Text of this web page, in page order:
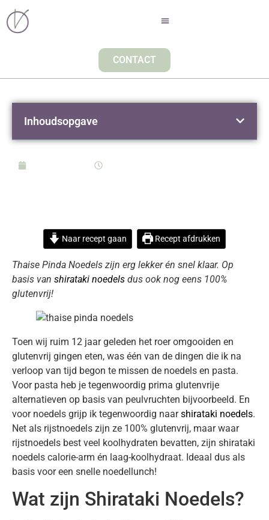
CONTACT
Naar recept gaan Recept afdrukken
Thaise Pinda Noedels zijn erg lekker én snel klaar. Op
basis van shirataki noedels dus ook nog eens 100%
glutenvrij!
Toen wij ruim 12 jaar geleden het roer omgooiden en
glutenvrij gingen eten, was één van de dingen die ik na
verloop van tijd begon te missen de noedels en pasta.
Voor pasta heb je tegenwoordig prima glutenvrije
alternatieven op basis van peulvruchten bijvoorbeeld. En
voor noedels grijp ik tegenwoordig naarshirataki noedels.
Net als rijstnoedels zijn ze 100% glutenvrij, maar waar
rijstnoedels best veel koolhydraten bevatten, zijn shirataki
noedels calorie-arm én laag-koolhydraat. Ideaal dus als
basis voor een snelle noedellunch!
Wat zijn Shirataki Noedels?
Inhoudsopgave